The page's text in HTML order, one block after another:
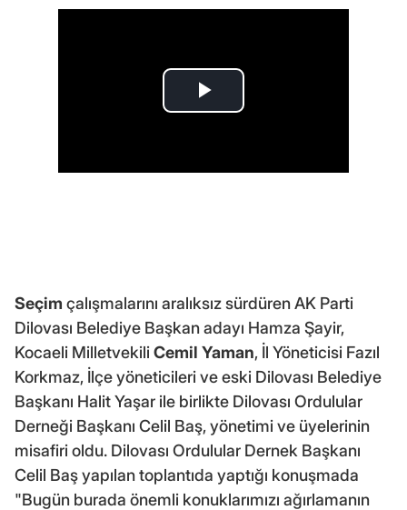
Seçim çalışmalarını aralıksız sürdüren AK Parti
Dilovası Belediye Başkan adayı Hamza Şayir,
Kocaeli MilletvekiliCemil Yaman, İl Yöneticisi Fazıl
Korkmaz, İlçe yöneticileri ve eski Dilovası Belediye
Başkanı Halit Yaşar ile birlikte Dilovası Ordulular
Derneği Başkanı Celil Baş, yönetimi ve üyelerinin
misafiri oldu. Dilovası Ordulular Dernek Başkanı
Celil Baş yapılan toplantıda yaptığı konuşmada
"Bugün burada önemli konuklarımızı ağırlamanın